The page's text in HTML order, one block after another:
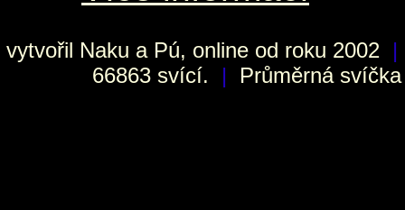
vytvořil Naku a Pú, online od roku 2002 |
66863 svící.
| Průměrná